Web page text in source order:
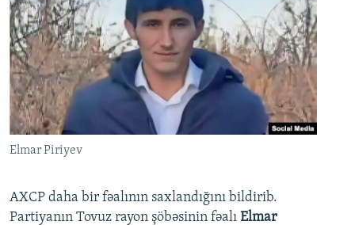
Elmar Piriyev
AXCP daha bir fəalının saxlandığını bildirib.
Partiyanın Tovuz rayon şöbəsinin fəalı Elmar